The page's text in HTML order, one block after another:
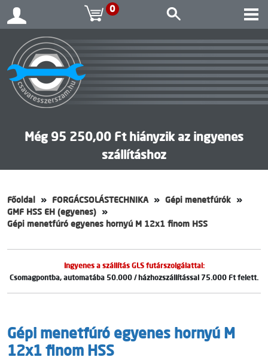
0
Még 95 250,00 Ft hiányzik az ingyenes
szállításhoz
Főoldal FORGÁCSOLÁSTECHNIKA
Gépi menetfúrók
GMF HSS EH (egyenes)
Gépi menetfúró egyenes hornyú M 12x1 finom HSS
Ingyenes a szállítás GLS futárszolgálattal:
Csomagpontba, automatába 50.000 / házhozszállítással 75.000 Ft felett.
Gépi menetfúró egyenes hornyú M
12x1 finom HSS